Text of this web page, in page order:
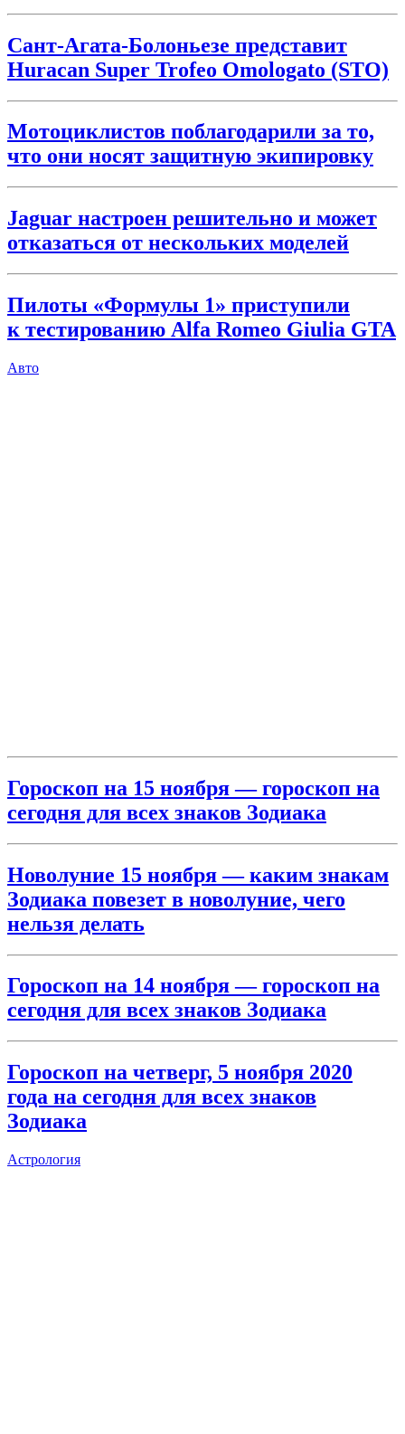
Сант-Агата-Болоньезе представит
Huracan Super Trofeo Omologato (STO)
Мотоциклистов поблагодарили за то,
что они носят защитную экипировку
Jaguar настроен решительно и может
отказаться от нескольких моделей
Пилоты «Формулы 1» приступили
к тестированию Alfa Romeo Giulia GTA
Авто
Гороскоп на 15 ноября — гороскоп на
сегодня для всех знаков Зодиака
Новолуние 15 ноября — каким знакам
Зодиака повезет в новолуние, чего
нельзя делать
Гороскоп на 14 ноября — гороскоп на
сегодня для всех знаков Зодиака
Гороскоп на четверг, 5 ноября 2020
года на сегодня для всех знаков
Зодиака
Астрология